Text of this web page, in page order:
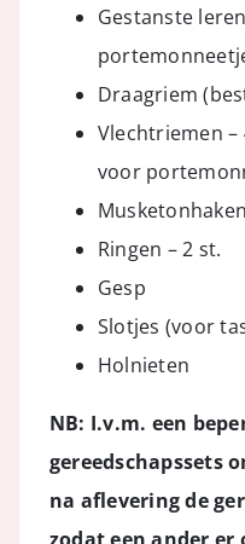
Gestanste
Draagriem
Vlechtriemen –
voor
Ringen – 2 st.
Gesp
Slotjes (voor
Holnieten
NB: I.v.m. een
gereedschapssets
na aflevering de